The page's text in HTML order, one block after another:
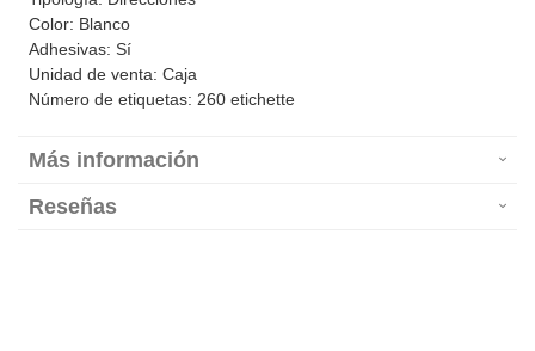
Color: Blanco
Adhesivas: Sí
Unidad de venta: Caja
Número de etiquetas: 260 etichette
Más información
Reseñas